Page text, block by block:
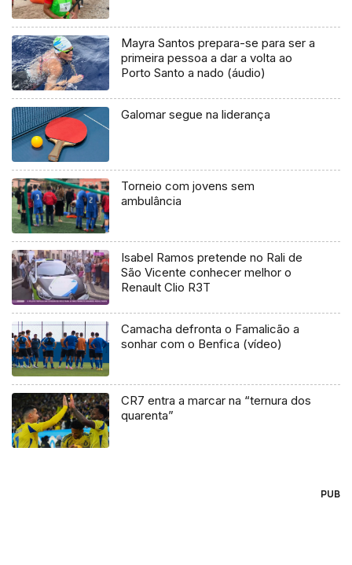
Mayra Santos prepara-se para ser a
primeira pessoa a dar a volta ao
Porto Santo a nado (áudio)
Galomar segue na liderança
Torneio com jovens sem
ambulância
Isabel Ramos pretende no Rali de
São Vicente conhecer melhor o
Renault Clio R3T
Camacha defronta o Famalicão a
sonhar com o Benfica (vídeo)
CR7 entra a marcar na “ternura dos
quarenta”
PUB